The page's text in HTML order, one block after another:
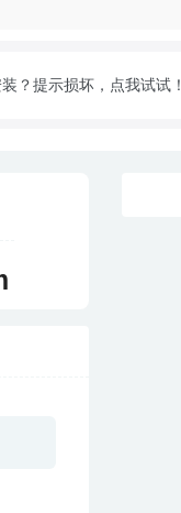
？提示损坏，点我试试！